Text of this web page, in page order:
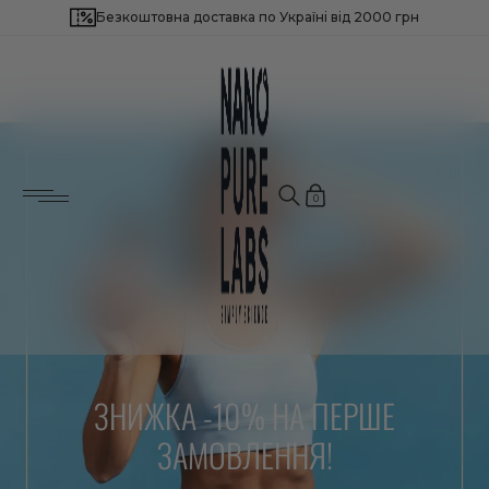
Безкоштовна доставка по Україні від 2000 грн
0
Для імунітету і загального здоров'я
Для здоров’я серця і судин
Для нервової системи
Для енергії і продуктивності
Для зниження зайвої ваги
Для краси шкіри, волосся і нігтів
Для чоловічого здоров’я
Для жіночого здоров’я
Для підтримки довголіття
Потрібна допомога?
Залиште свій номер телефону, і ми
зв’яжемося з вами найближчим часом!
ЗНИЖКА -10% НА ПЕРШЕ
ЗАМОВЛЕННЯ!